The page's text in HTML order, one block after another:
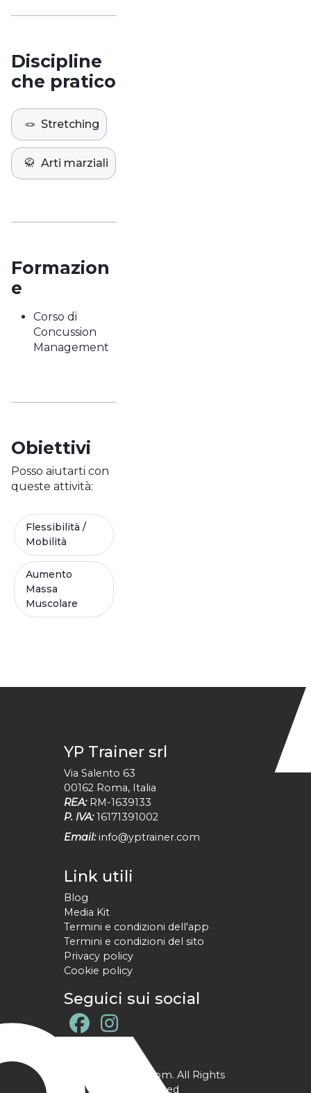
Discipline
che pratico
🪢 Stretching
🥋 Arti marziali
Formazion
e
Corso di
Concussion
Management
Obiettivi
Posso aiutarti con
queste attività:
Flessibilità /
Mobilità
Aumento
Massa
Muscolare
YP Trainer srl
Via Salento 63
00162 Roma, Italia
REA: RM-1639133
P. IVA: 16171391002
Email: info@yptrainer.com
Link utili
Blog
Media Kit
Termini e condizioni dell'app
Termini e condizioni del sito
Privacy policy
Cookie policy
Seguici sui social
@ YPtrainer.com. All Rights
Reserved